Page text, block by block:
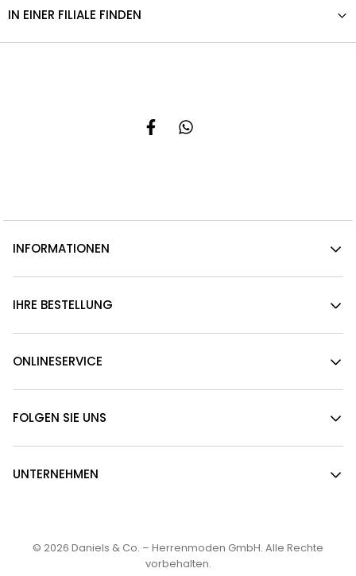
IN EINER FILIALE FINDEN
INFORMATIONEN
IHRE BESTELLUNG
ONLINESERVICE
FOLGEN SIE UNS
UNTERNEHMEN
© 2026 Daniels & Co. – Herrenmoden GmbH. Alle Rechte
vorbehalten.